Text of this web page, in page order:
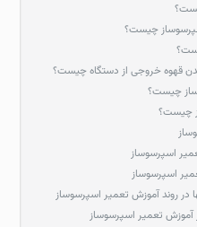
چیست؟
قهوه خروجی از دستگاه چیست؟
چیست؟
چیست؟
اسپرسوساز
اسپرسوساز
در روند آموزش تعمیر اسپرسوساز
آموزش تعمیر اسپرسوساز